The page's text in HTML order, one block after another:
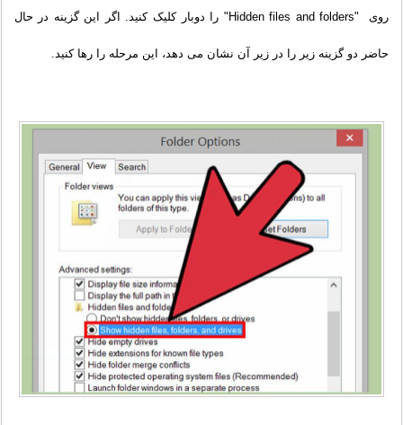
روی "Hidden files and folders" را دوبار کلیک کنید. اگر این گزینه در حال
حاضر دو گزینه زیر را در زیر آن نشان می دهد، این مرحله را رها کنید.